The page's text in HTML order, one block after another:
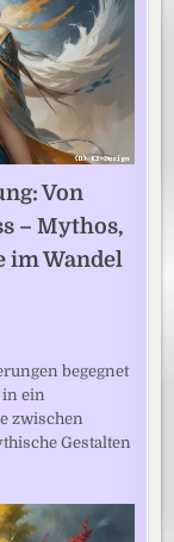
Von
– Mythos,
im Wandel
begegnet
in ein
zwischen
Gestalten